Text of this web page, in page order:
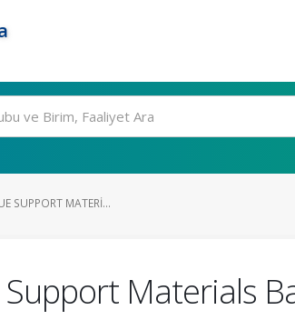
SUPPORT MATERI...
Materials